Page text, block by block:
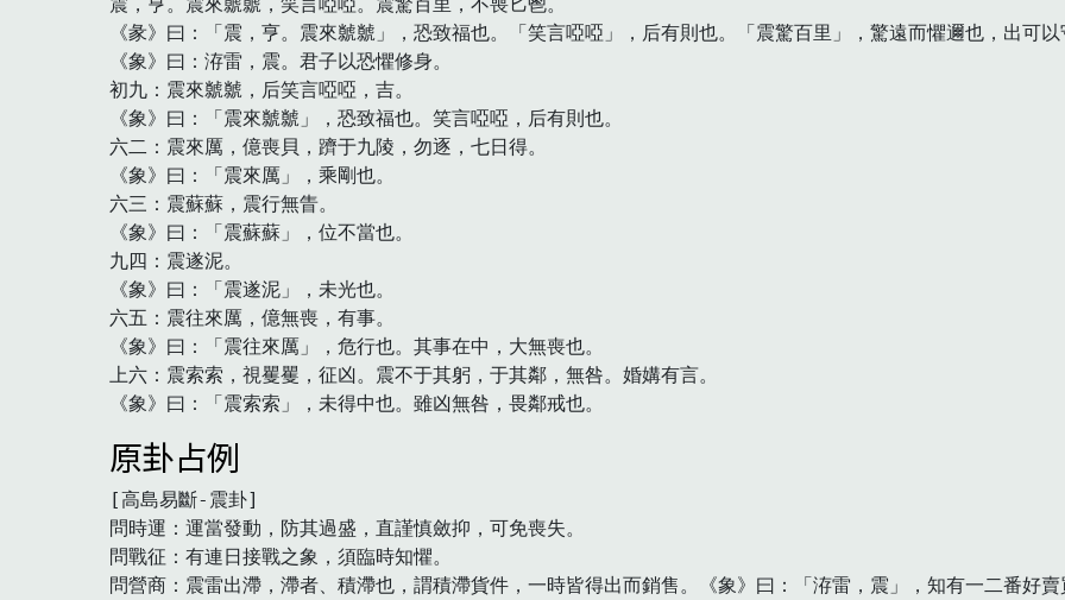
《彖》曰：「震，亨。震來虩虩」，恐致福也。「笑言啞啞」，后有則也。「震驚百里」，驚遠而懼邇也，出可
《象》曰：洊雷，震。君子以恐懼修身。
初九：震來虩虩，后笑言啞啞，吉。
《象》曰：「震來虩虩」，恐致福也。笑言啞啞，后有則也。
六二：震來厲，億喪貝，躋于九陵，勿逐，七日得。
《象》曰：「震來厲」，乘剛也。
六三：震蘇蘇，震行無眚。
《象》曰：「震蘇蘇」，位不當也。
九四：震遂泥。
《象》曰：「震遂泥」，未光也。
六五：震往來厲，億無喪，有事。
《象》曰：「震往來厲」，危行也。其事在中，大無喪也。
上六：震索索，視矍矍，征凶。震不于其躬，于其鄰，無咎。婚媾有言。
《象》曰：「震索索」，未得中也。雖凶無咎，畏鄰戒也。
原卦占例
[高島易斷-震卦]
問時運：運當發動，防其過盛，直謹慎斂抑，可免喪失。
問戰征：有連日接戰之象，須臨時知懼。
問營商：震雷出滯，滯者、積滯也，謂積滯貨件，一時皆得出而銷售。《象》曰：「洊雷，震」，知有一二番好